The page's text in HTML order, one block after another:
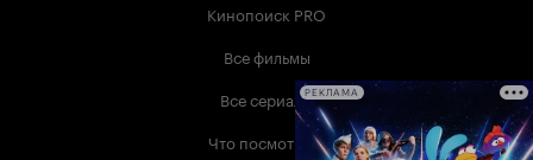
Кинопоиск PRO
Все фильмы
Все сериалы
Что посмотреть
РЕКЛАМА